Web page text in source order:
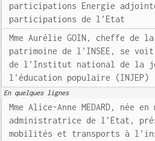
participations Energie
participations de l'Etat
Mme Aurélie GOIN, cheffe de
patrimoine de l'INSEE, se
de l'Institut national de la
l'éducation populaire (INJEP)
En quelques lignes
Mme Alice-Anne MEDARD, née en
administratrice de l'Etat,
mobilités et transports à